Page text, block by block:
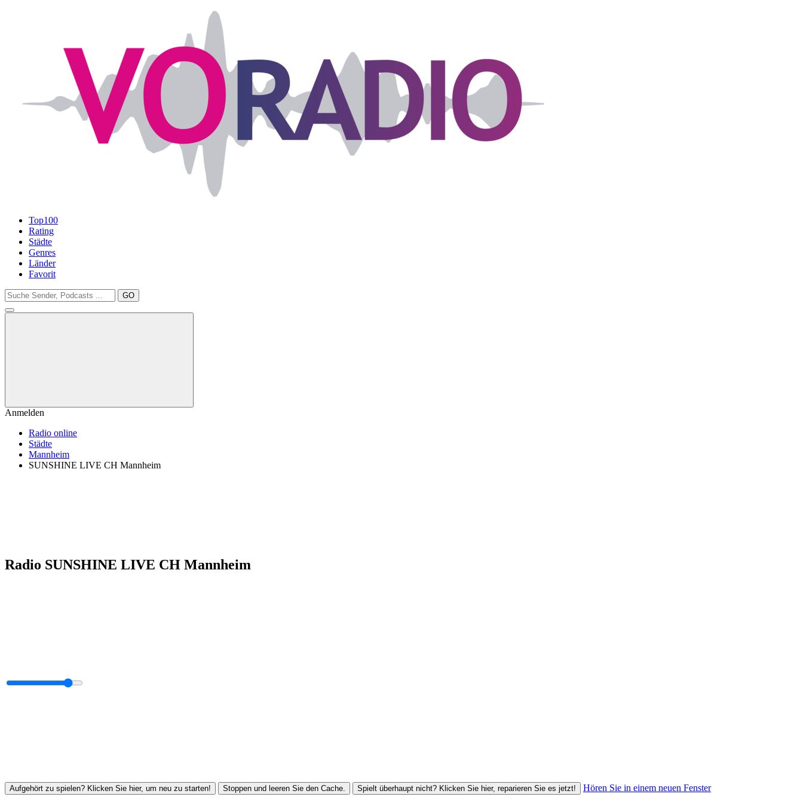
Top100
Rating
Städte
Genres
Länder
Favorit
GO
Anmelden
Radio online
Städte
Mannheim
SUNSHINE LIVE CH Mannheim
Radio SUNSHINE LIVE CH Mannheim
Aufgehört zu spielen? Klicken Sie hier, um neu zu starten! Stoppen und leeren Sie den Cache. Spielt überhaupt nicht? Klicken Sie hier, reparieren Sie es jetzt! Hören Sie in einem neuen Fenster